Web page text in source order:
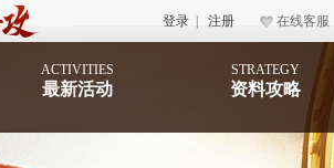
登录 注册 在线客服
ACTIVITIES
最新活动
STRATEGY
资料攻略